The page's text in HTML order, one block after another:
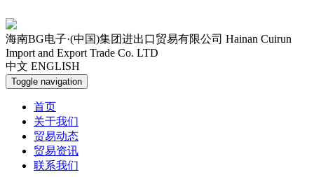
海南BG电子·(中国)集团进出口贸易有限公司 Hainan Cuirun
Import and Export Trade Co. LTD
中文 ENGLISH
Toggle navigation
首页
关于我们
贸易动态
贸易资讯
联系我们